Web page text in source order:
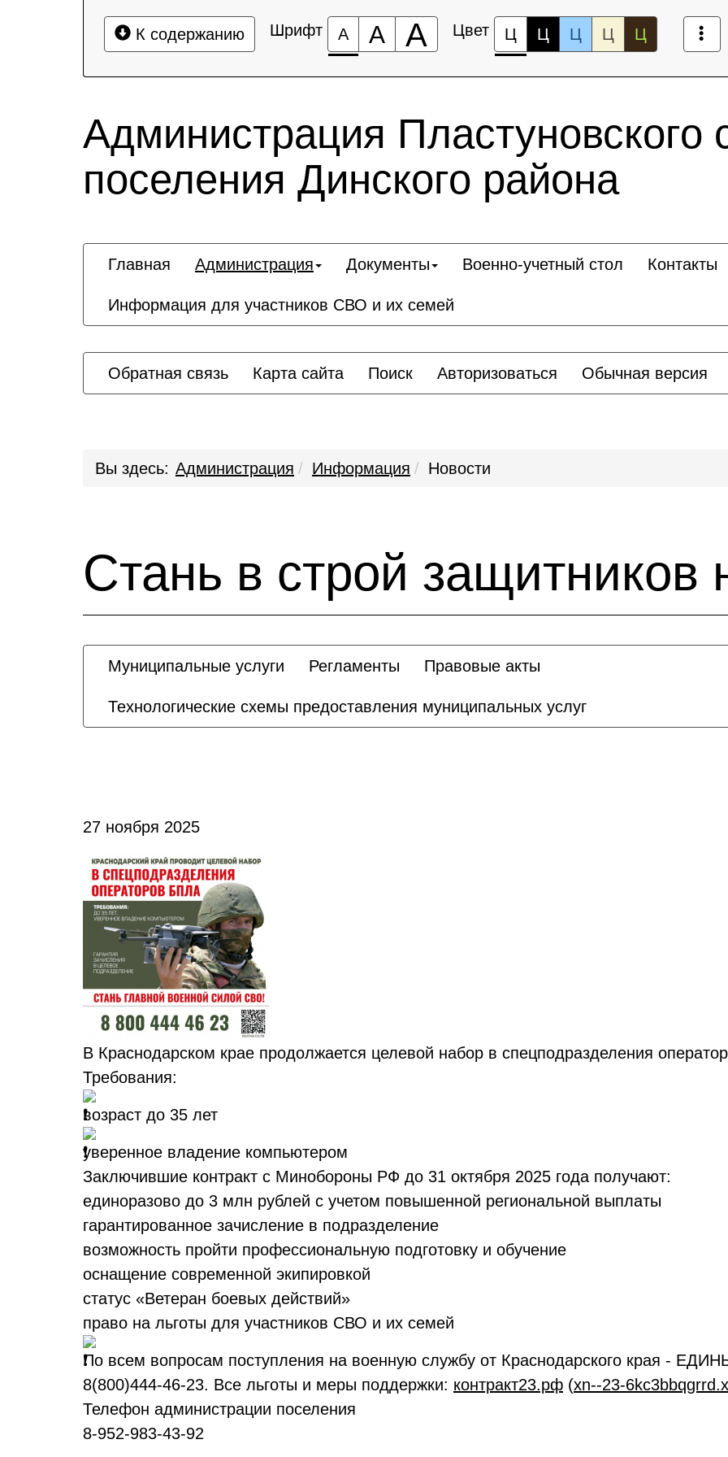
К содержанию Шрифт А А А Цвет Ц Ц Ц Ц Ц
Администрация Пластуновского
поселения Динского района
Главная Администрация Документы Военно-учетный стол Контакты
Информация для участников СВО и их семей
Обратная связь Карта сайта Поиск Авторизоваться Обычная версия
Вы здесь: Администрация Информация Новости
Стань в строй защитников
Муниципальные услуги Регламенты Правовые акты
Технологические схемы предоставления муниципальных услуг
27 ноября 2025
В Краснодарском крае продолжается целевой набор в спецподразделения
Требования:
возраст до 35 лет
уверенное владение компьютером
Заключившие контракт с Минобороны РФ до 31 октября 2025 года получают:
единоразово до 3 млн рублей с учетом повышенной региональной выплаты
гарантированное зачисление в подразделение
возможность пройти профессиональную подготовку и обучение
оснащение современной экипировкой
статус «Ветеран боевых действий»
право на льготы для участников СВО и их семей
По всем вопросам поступления на военную службу от Краснодарского края -
8(800)444-46-23. Все льготы и меры поддержки: контракт23.рф (xn--23-
Телефон администрации поселения
8-952-983-43-92